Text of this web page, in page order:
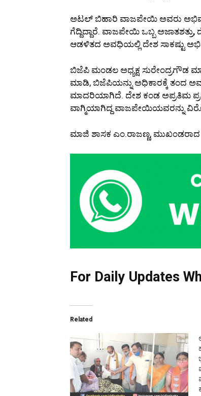
ಅಟಲ್ ಬಿಹಾರಿ ವಾಜಪೇಯಿ ಅವರು
ಗೆದ್ದಿದ್ದಾರೆ. ವಾಜಪೇಯಿ ಒಬ್ಬ
ಆಡಳಿತದ ಅವಧಿಯಲ್ಲಿ ದೇಶ ಸಾಕಷ್ಟು
ಬಿಜೆಪಿ ಮಂಡಲ ಅಧ್ಯಕ್ಷ ಸುರೇಂದ್ರಗೌಡ
ಮಾಡಿ, ಬಿಜೆಪಿಯನ್ನು ಅಧಿಕಾರಕ್ಕೆ ತಂದ
ಮಾದರಿಯಾಗಿದೆ. ದೇಶ ಕಂಡ ಅಪ್ರತಿಮ
ವಾಗ್ಮಿಯಾಗಿದ್ದ ವಾಜಪೇಯಿಯವರನ್ನು
ಮಾಜಿ ಶಾಸಕ ಎಂ.ರಾಜಣ್ಣ,
For Daily Updates
Related